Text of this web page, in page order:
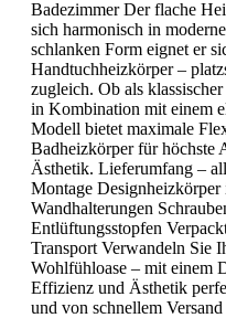
Badezimmer Der flache
sich harmonisch in
schlanken Form eignet er
Handtuchheizkörper –
zugleich. Ob als
in Kombination mit einem
Modell bietet maximale
Badheizkörper für höchste
Ästhetik. Lieferumfang –
Montage
Wandhalterungen
Entlüftungsstopfen
Transport Verwandeln Sie
Wohlfühloase – mit einem
Effizienz und Ästhetik
und von schnellem